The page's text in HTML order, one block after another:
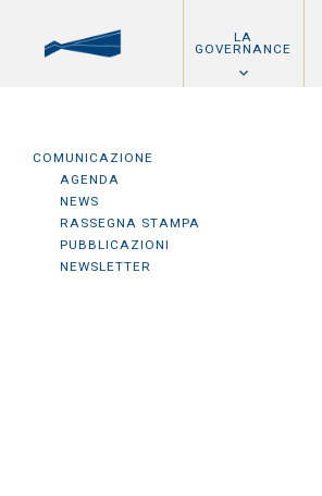
LA
GOVERNANCE
COMUNICAZIONE
AGENDA
NEWS
RASSEGNA STAMPA
PUBBLICAZIONI
NEWSLETTER